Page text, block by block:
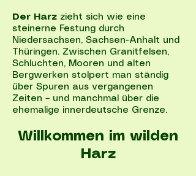
Der Harz zieht sich wie eine
steinerne Festung durch
Niedersachsen, Sachsen-Anhalt und
Thüringen. Zwischen Granitfelsen,
Schluchten, Mooren und alten
Bergwerken stolpert man ständig
über Spuren aus vergangenen
Zeiten – und manchmal über die
ehemalige innerdeutsche Grenze.
Willkommen im wilden
Harz